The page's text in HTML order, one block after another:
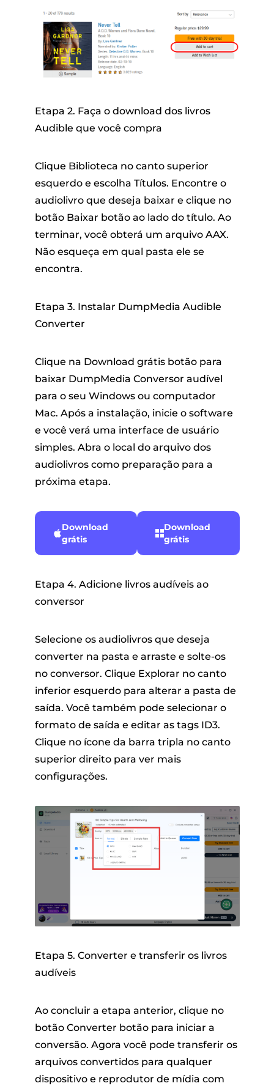
Etapa 2. Faça o download dos livros
Audible que você compra
Clique Biblioteca no canto superior
esquerdo e escolha Títulos. Encontre o
audiolivro que deseja baixar e clique no
botão Baixar botão ao lado do título. Ao
terminar, você obterá um arquivo AAX.
Não esqueça em qual pasta ele se
encontra.
Etapa 3. Instalar DumpMedia Audible
Converter
Clique na Download grátisbotão para
baixar DumpMedia Conversor audível
para o seu Windows ou computador
Mac. Após a instalação, inicie o software
e você verá uma interface de usuário
simples. Abra o local do arquivo dos
audiolivros como preparação para a
próxima etapa.
Download
grátis
Download
grátis
Etapa 4. Adicione livros audíveis ao
conversor
Selecione os audiolivros que deseja
converter na pasta e arraste e solte-os
no conversor. Clique Explorar no canto
inferior esquerdo para alterar a pasta de
saída. Você também pode selecionar o
formato de saída e editar as tags ID3.
Clique no ícone da barra tripla no canto
superior direito para ver mais
configurações.
Etapa 5. Converter e transferir os livros
audíveis
Ao concluir a etapa anterior, clique no
botão Converter botão para iniciar a
conversão. Agora você pode transferir os
arquivos convertidos para qualquer
dispositivo e reprodutor de mídia com